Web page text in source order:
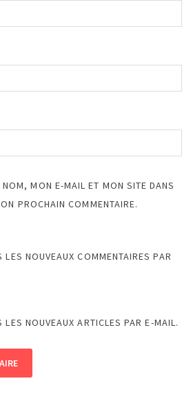
NOM, MON E-MAIL ET MON SITE DANS
PROCHAIN COMMENTAIRE.
NOUVEAUX COMMENTAIRES PAR
NOUVEAUX ARTICLES PAR E-MAIL.